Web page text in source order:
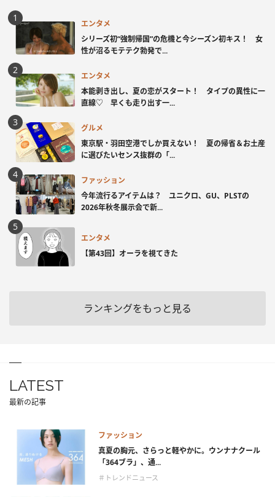
エンタメ
シリーズ初“強制帰国”の危機と今シーズン初キス！ 女
性が沼るモテテク勃発で...
エンタメ
本能剥き出し、夏の恋がスタート！ タイプの異性に一
直線♡ 早くも走り出す一...
グルメ
東京駅・羽田空港でしか買えない！ 夏の帰省＆お土産
に選びたいセンス抜群の「...
ファッション
今年流行るアイテムは？ ユニクロ、GU、PLSTの
2026年秋冬展示会で新...
エンタメ
【第43回】オーラを視てきた
ランキングをもっと見る
LATEST
最新の記事
ファッション
真夏の胸元、さらっと軽やかに。ウンナナクール
「364ブラ」、通...
＃トレンドニュース